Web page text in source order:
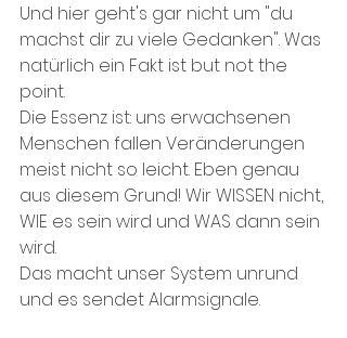
Und hier geht's gar nicht um "du
machst dir zu viele Gedanken". Was
natürlich ein Fakt ist but not the
point.
Die Essenz ist: uns erwachsenen
Menschen fallen Veränderungen
meist nicht so leicht. Eben genau
aus diesem Grund! Wir WISSEN nicht,
WIE es sein wird und WAS dann sein
wird.
Das macht unser System unrund
und es sendet Alarmsignale.